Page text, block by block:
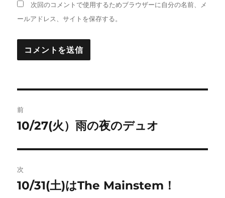
次回のコメントで使用するためブラウザーに自分の名前、メ
ールアドレス、サイトを保存する。
稿
ビ
ゲ
前
前
投
稿:
10/27(火）雨の夜のデュオ
次
次
10/31(土)はThe Mainstem！